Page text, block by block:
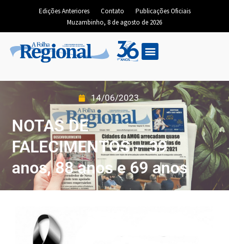
Edições Anteriores Contato
Publicações Oficiais
Muzambinho, 8 de agosto de 2026
14/06/2023
NOTAS DE
FALECIMENTOS – 39
anos, 88 anos e 69 anos